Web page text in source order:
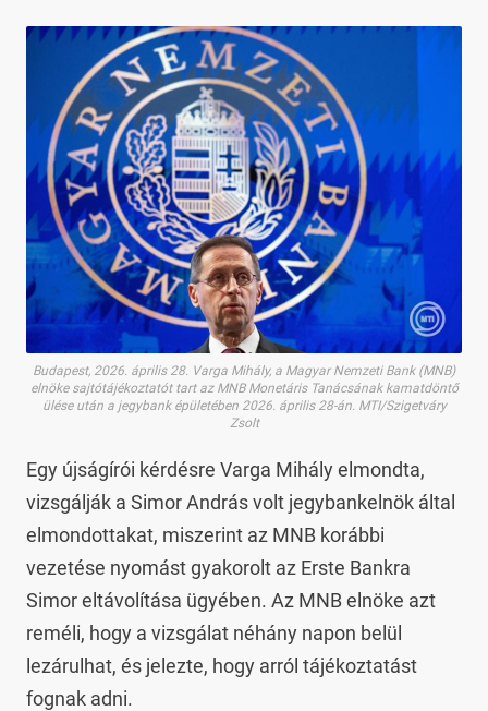
Budapest, 2026. április 28. Varga Mihály, a Magyar Nemzeti Bank (MNB)
elnöke sajtótájékoztatót tart az MNB Monetáris Tanácsának kamatdöntő
ülése után a jegybank épületében 2026. április 28-án. MTI/Szigetváry
Zsolt
Egy újságírói kérdésre Varga Mihály elmondta,
vizsgálják a Simor András volt jegybankelnök által
elmondottakat, miszerint az MNB korábbi
vezetése nyomást gyakorolt az Erste Bankra
Simor eltávolítása ügyében. Az MNB elnöke azt
reméli, hogy a vizsgálat néhány napon belül
lezárulhat, és jelezte, hogy arról tájékoztatást
fognak adni.